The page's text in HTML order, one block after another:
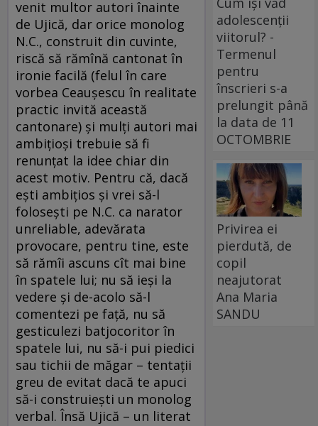
venit multor autori înainte
de Ujică, dar orice monolog
N.C., construit din cuvinte,
riscă să rămînă cantonat în
ironie facilă (felul în care
vorbea Ceauşescu în realitate
practic invită această
cantonare) şi mulţi autori mai
ambiţioşi trebuie să fi
renunţat la idee chiar din
acest motiv. Pentru că, dacă
eşti ambiţios şi vrei să-l
foloseşti pe N.C. ca narator
unreliable, adevărata
provocare, pentru tine, este
să rămîi ascuns cît mai bine
în spatele lui; nu să ieşi la
vedere şi de-acolo să-l
comentezi pe faţă, nu să
gesticulezi batjocoritor în
spatele lui, nu să-i pui piedici
sau tichii de măgar – tentaţii
greu de evitat dacă te apuci
să-i construieşti un monolog
verbal. Însă Ujică – un literat
adolescenții
viitorul? -
Termenul
pentru
înscrieri s-a
prelungit până
la data de 11
OCTOMBRIE
Privirea ei
pierdută, de
copil
neajutorat
Ana Maria
SANDU